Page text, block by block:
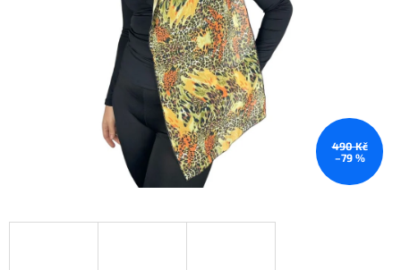
490 Kč
–79 %